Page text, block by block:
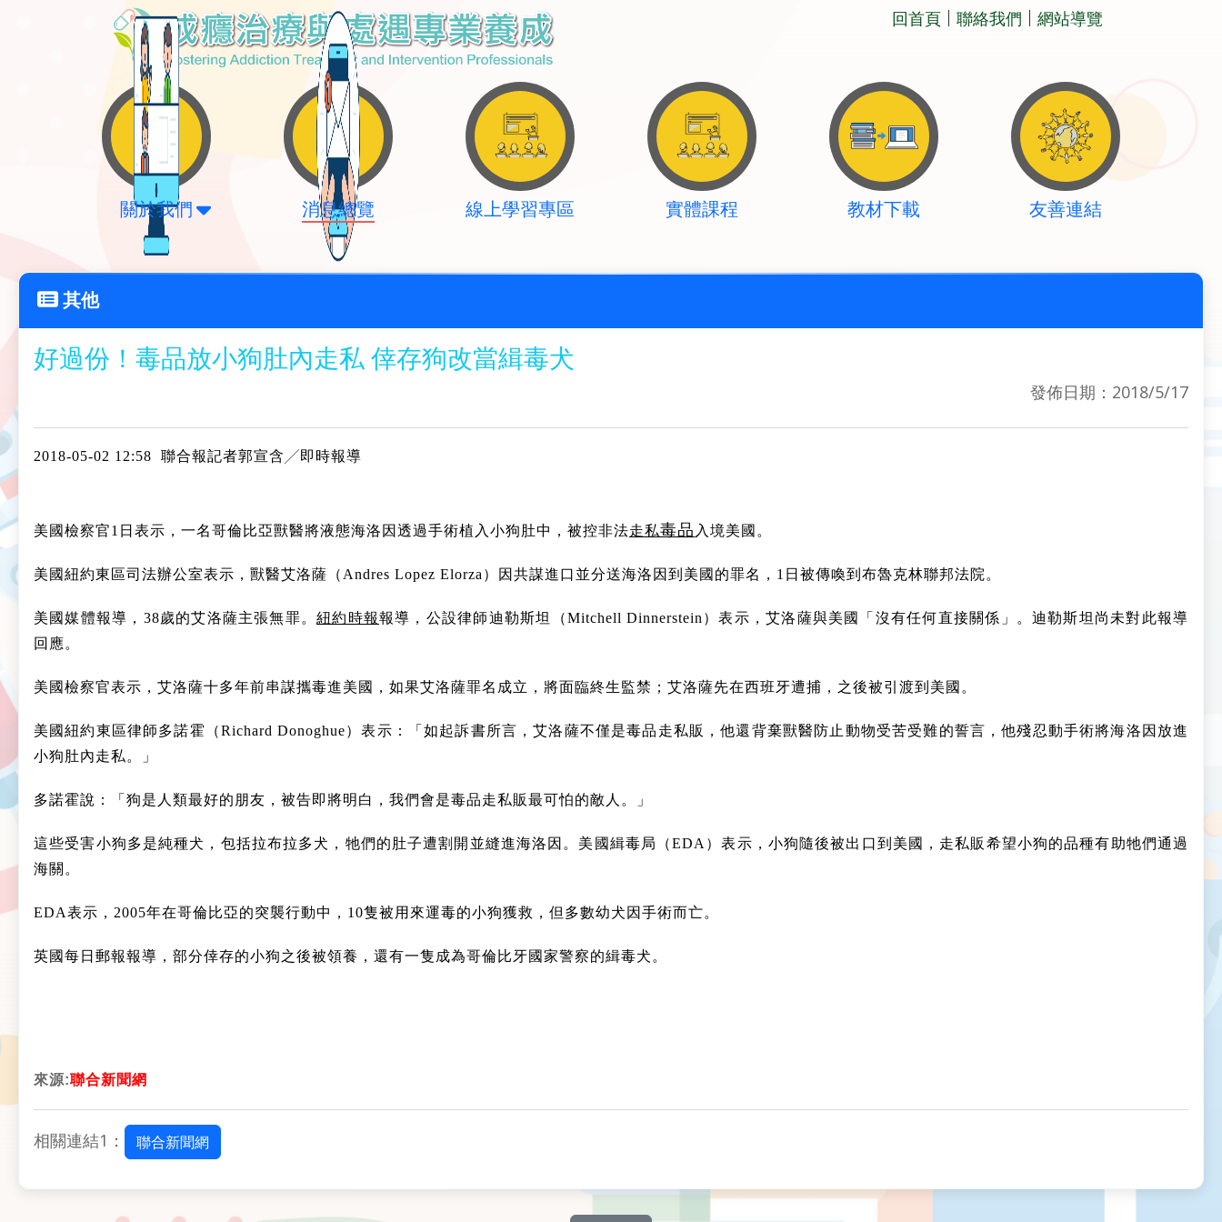
回首頁 聯絡我們 網站導覽
關於我們 消息總覽 線上學習專區 實體課程 教材下載 友善連結
其他
好過份！毒品放小狗肚內走私 倖存狗改當緝毒犬
發佈日期：2018/5/17
2018-05-02 12:58 聯合報記者郭宣含 ╱即時報導
美國檢察官1日表示，一名哥倫比亞獸醫將液態海洛因透過手術植入小狗肚中，被控非法走私毒品 入境美國。
美國紐約東區司法辦公室表示，獸醫艾洛薩（Andres Lopez Elorza）因共謀進口並分送海洛因到美國的罪名，1日被傳喚到布魯克林聯邦法院。
美國媒體報導，38歲的艾洛薩主張無罪。紐約時報報導，公設律師迪勒斯坦（Mitchell Dinnerstein）表示，艾洛薩與美國「沒有任何直接關係」。迪勒斯坦尚未對此報導
回應。
美國檢察官表示，艾洛薩十多年前串謀攜毒進美國，如果艾洛薩罪名成立，將面臨終生監禁；艾洛薩先在西班牙遭捕，之後被引渡到美國。
美國紐約東區律師多諾霍（Richard Donoghue）表示：「如起訴書所言，艾洛薩不僅是毒品走私販，他還背棄獸醫防止動物受苦受難的誓言，他殘忍動手術將海洛因放進
小狗肚內走私。」
多諾霍說：「狗是人類最好的朋友，被告即將明白，我們會是毒品走私販最可怕的敵人。」
這些受害小狗多是純種犬，包括拉布拉多犬，牠們的肚子遭割開並縫進海洛因。美國緝毒局（EDA）表示，小狗隨後被出口到美國，走私販希望小狗的品種有助牠們通過
海關。
EDA表示，2005年在哥倫比亞的突襲行動中，10隻被用來運毒的小狗獲救，但多數幼犬因手術而亡。
英國每日郵報報導，部分倖存的小狗之後被領養，還有一隻成為哥倫比牙國家警察的緝毒犬。
來源:聯合新聞網
相關連結1： 聯合新聞網